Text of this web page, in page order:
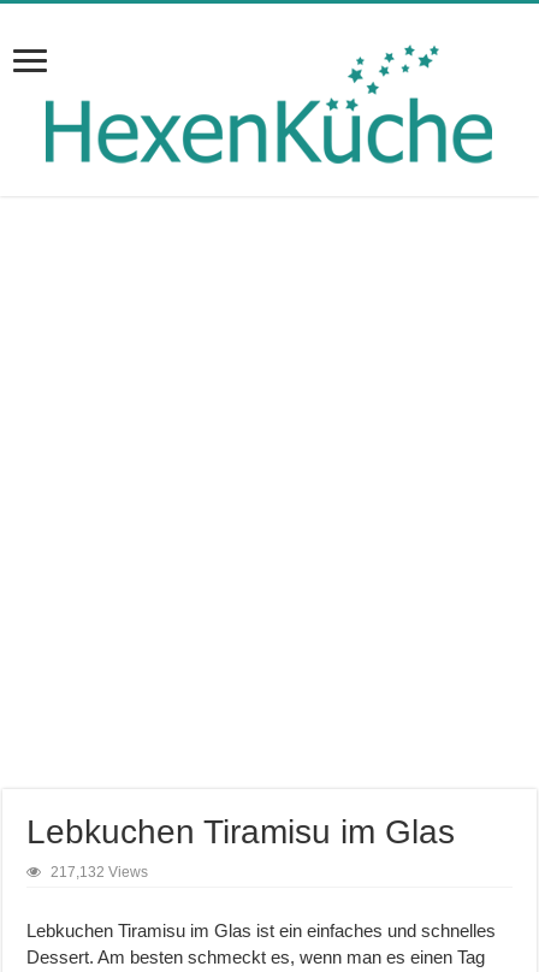
Lebkuchen Tiramisu im Glas
217,132 Views
Lebkuchen Tiramisu im Glas ist ein einfaches und schnelles
Dessert. Am besten schmeckt es, wenn man es einen Tag